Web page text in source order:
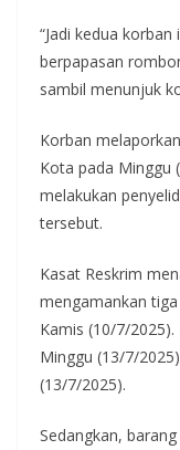
“Jadi kedua
berpapasan
sambil menunjuk
Korban
Kota pada Minggu
melakukan
tersebut.
Kasat Reskrim
mengamankan
Kamis (10/7/
Minggu (13/7/
(13/7/2025).
Sedangkan,